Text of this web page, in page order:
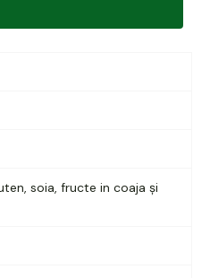
soia, fructe in coaja și